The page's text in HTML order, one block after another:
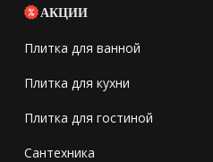
АКЦИИ
Плитка для ванной
Плитка для кухни
Плитка для гостиной
Сантехника